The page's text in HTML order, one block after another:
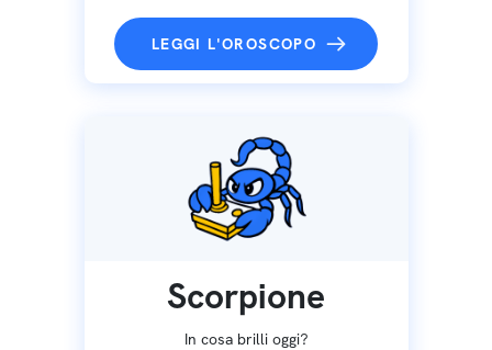
LEGGI L'OROSCOPO
Scorpione
In cosa brilli oggi?